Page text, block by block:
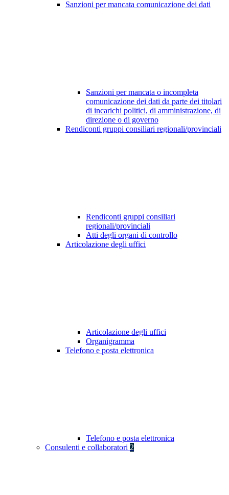
Sanzioni per mancata comunicazione dei dati
Sanzioni per mancata o incompleta
comunicazione dei dati da parte dei titolari
di incarichi politici, di amministrazione, di
direzione o di governo
Rendiconti gruppi consiliari regionali/provinciali
Rendiconti gruppi consiliari
regionali/provinciali
Atti degli organi di controllo
Articolazione degli uffici
Articolazione degli uffici
Organigramma
Telefono e posta elettronica
Telefono e posta elettronica
Consulenti e collaboratori 2